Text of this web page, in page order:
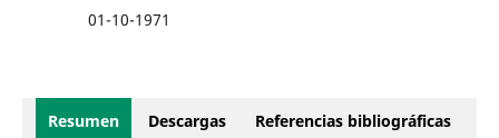
01-10-1971
Resumen Descargas Referencias bibliográficas